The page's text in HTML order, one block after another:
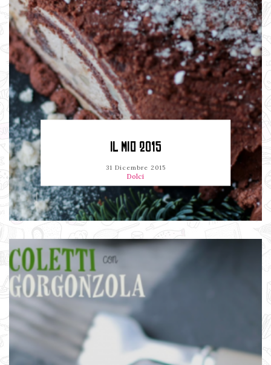
IL MIO 2015
31 Dicembre 2015
Dolci